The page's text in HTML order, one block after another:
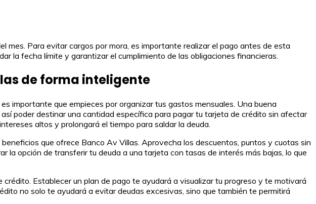
mes. Para evitar cargos por mora, es importante realizar el pago antes de esta
la fecha límite y garantizar el cumplimiento de las obligaciones financieras.
de forma inteligente
importante que empieces por organizar tus gastos mensuales. Una buena
poder destinar una cantidad específica para pagar tu tarjeta de crédito sin afectar
altos y prolongará el tiempo para saldar la deuda.
que ofrece Banco Av Villas. Aprovecha los descuentos, puntos y cuotas sin
la opción de transferir tu deuda a una tarjeta con tasas de interés más bajas, lo que
Establecer un plan de pago te ayudará a visualizar tu progreso y te motivará
no solo te ayudará a evitar deudas excesivas, sino que también te permitirá